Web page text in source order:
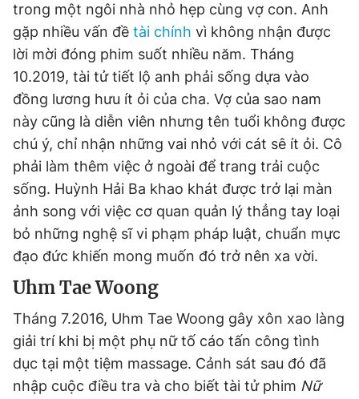
trong một ngôi nhà nhỏ hẹp cùng vợ con. Anh
gặp nhiều vấn đề tài chính vì không nhận được
lời mời đóng phim suốt nhiều năm. Tháng
10.2019, tài tử tiết lộ anh phải sống dựa vào
đồng lương hưu ít ỏi của cha. Vợ của sao nam
này cũng là diễn viên nhưng tên tuổi không được
chú ý, chỉ nhận những vai nhỏ với cát sê ít ỏi. Cô
phải làm thêm việc ở ngoài để trang trải cuộc
sống. Huỳnh Hải Ba khao khát được trở lại màn
ảnh song với việc cơ quan quản lý thẳng tay loại
bỏ những nghệ sĩ vi phạm pháp luật, chuẩn mực
đạo đức khiến mong muốn đó trở nên xa vời.
Uhm Tae Woong
Tháng 7.2016, Uhm Tae Woong gây xôn xao làng
giải trí khi bị một phụ nữ tố cáo tấn công tình
dục tại một tiệm massage. Cảnh sát sau đó đã
nhập cuộc điều tra và cho biết tài tử phim Nữ